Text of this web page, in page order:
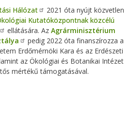
Hálózat
2021 óta nyújt közvetlen
Kutatóközpontnak közcélú
ellátására. Az Agrárminisztérium
pedig 2022 óta finanszírozza a
Erdőmérnöki Kara és az Erdészeti
az Ökológiai és Botanikai Intézet
mértékű támogatásával.